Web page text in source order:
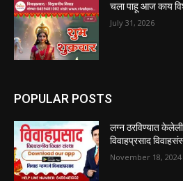
चला पाहू आज काय
July 31, 2026
POPULAR POSTS
लग्न ठरविण्यात
विवाहप्रसाद
November 18, 2024